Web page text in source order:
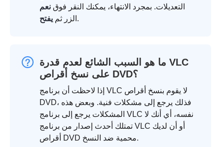
التعديلات. بمجرد الانتهاء، يمكنك النقر فوق نعم
الزر ثم يفتح .
ما هو السبب الشائع لعدم قدرة VLC
على نسخ أقراص DVD؟
إذا لاحظت أن برنامج VLC لا يقوم بنسخ أقراص
DVD، فذلك يرجع إلى مشكلات فنية. وبعض هذه
المشكلات يرجع إلى برنامج VLC نفسه، أي أنك لا
تمتلك أحدث إصدار من برنامج VLC أو أن لديك
أقراص DVD محمية ضد النسخ.